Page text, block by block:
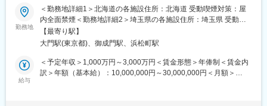
秋田県にかほ市象潟町にある、136床を有する精神科病院です。
長期入院の患者さんが多く、ゆったりとした雰囲気が流れていま
す。当院は鳥海山・鳥海国定公園の中に位置し、広い中庭や病院
からは美しい鳥海山を望めます。自然豊かな環境の中で、穏やか
力です。病院としては「病気になったとき、自らが真っ先に選択
する、安心して医療が受けられる病院づくりに努めます」「患者
能です。
2）経営管理・企画を含む経営全般：
診療のみが良い方には経営管理は求めません。
ご希望の方には拠点やグループ全体の経営管理についてもお任せ
します。
3）以下はご希望に応じて業務として想定
・事業承継におけるM＆A・PMI業務各種
勤務地
＜勤務地詳細1＞北海道の各施設住所：北海道 受動喫煙対策：屋
内全面禁煙＜勤務地詳細2＞埼玉県の各施設住所：埼玉県 受動喫
煙対策：屋内全面禁煙＜勤務地詳細3＞本社住所：東京都港区芝大
門1-2-14 H1O浜松町13階受動喫煙対策：屋内全面禁煙変更の範
【最寄り駅】
大門駅(東京都)、御成門駅、浜松町駅
給与
＜予定年収＞1,000万円～3,000万円＜賃金形態＞年俸制＜賃金内
訳＞年額（基本給）：10,000,000円～30,000,000円＜月額＞